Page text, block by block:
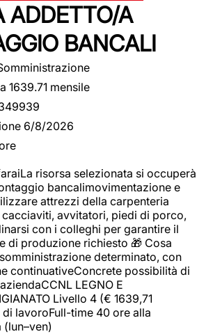
ADDETTO/A
BANCALI
1639.71 mensile
6/8/2026
risorsa selezionata si occuperà
bancalimovimentazione e
attrezzi della carpenteria
avvitatori, piedi di porco,
con i colleghi per garantire il
di produzione richiesto 🎁 Cosa
determinato, con
continuativeConcrete possibilità di
LEGNO E
Livello 4 (€ 1639,71
lavoroFull-time 40 ore alla
(lun–ven)